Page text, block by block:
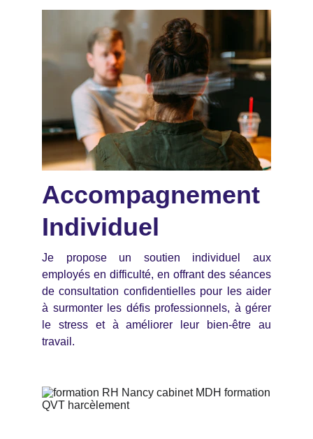
Accompagnement
Individuel
Je propose un soutien individuel aux
employés en difficulté, en offrant des séances
de consultation confidentielles pour les aider
à surmonter les défis professionnels, à gérer
le stress et à améliorer leur bien-être au
travail.